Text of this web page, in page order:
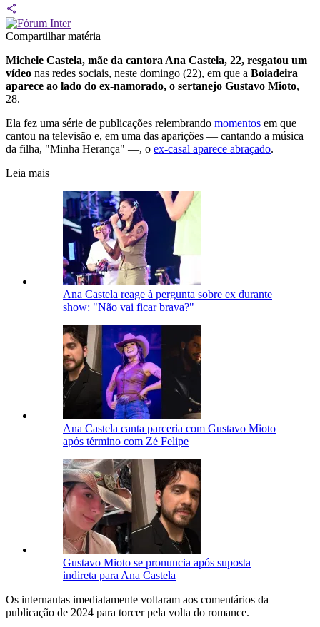
Compartilhar matéria
Michele Castela, mãe da cantora Ana Castela, 22, resgatou um
vídeo nas redes sociais, neste domingo (22), em que a Boiadeira
aparece ao lado do ex-namorado, o sertanejo Gustavo Mioto,
28.
Ela fez uma série de publicações relembrando momentos em que
cantou na televisão e, em uma das aparições — cantando a música
da filha, "Minha Herança" —, o ex-casal aparece abraçado.
Leia mais
Ana Castela reage à pergunta sobre ex durante
show: "Não vai ficar brava?"
Ana Castela canta parceria com Gustavo Mioto
após término com Zé Felipe
Gustavo Mioto se pronuncia após suposta
indireta para Ana Castela
Os internautas imediatamente voltaram aos comentários da
publicação de 2024 para torcer pela volta do romance.